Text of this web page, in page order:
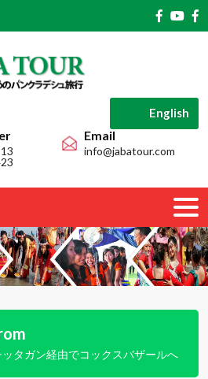
English
Email
info@jabatour.com
タガン経由でコックスバザールへ